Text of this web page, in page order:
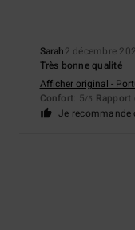
Sarah2 décembre
Très bonne qualité
Afficher original -
Confort: 5/5
Je recommande